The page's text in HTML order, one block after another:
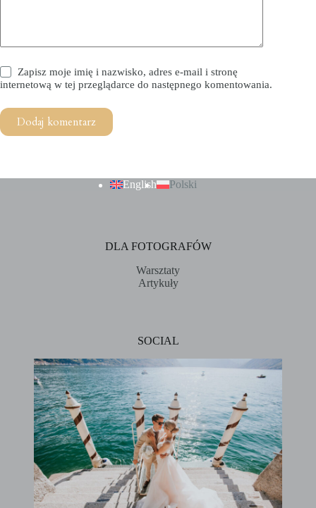
Zapisz moje imię i nazwisko, adres e-mail i stronę
internetową w tej przeglądarce do następnego komentowania.
Dodaj komentarz
English Polski
DLA FOTOGRAFÓW
Warsztaty
Artykuły
SOCIAL